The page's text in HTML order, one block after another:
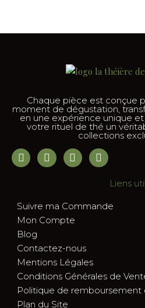
Chaque pièce est conçue
moment de dégustation,
en une expérience unique
votre rituel de thé un
collections
Liens
Suivre ma Commande
Mon Compte
Blog
Contactez-nous
Mentions Légales
Conditions Générales de
Politique de remboursement
Plan du Site